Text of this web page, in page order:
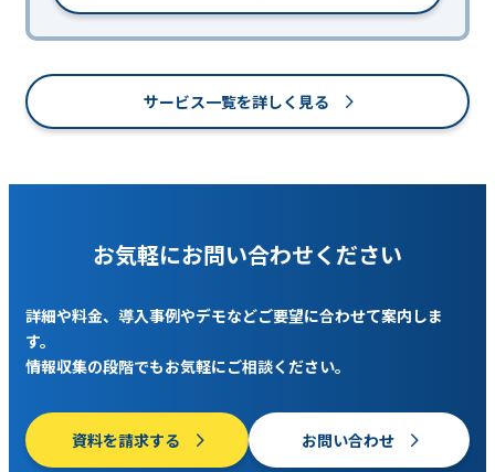
サービス一覧を詳しく見る
お気軽にお問い合わせください
詳細や料金、導入事例やデモなどご要望に合わせて案内しま
す。
情報収集の段階でもお気軽にご相談ください。
資料を請求する お問い合わせ